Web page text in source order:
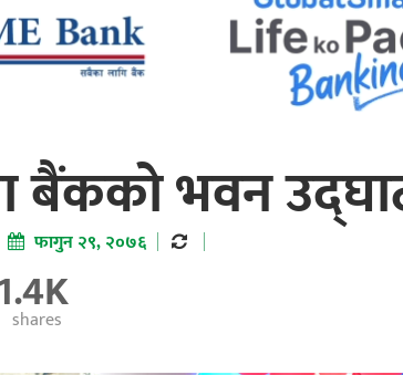
बैंकको भवन
फागुन २९, २०७६
1.4K
shares